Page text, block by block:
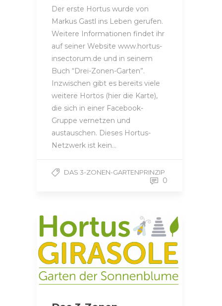
Der erste Hortus wurde von
Markus Gastl ins Leben gerufen.
Weitere Informationen findet ihr
auf seiner Website www.hortus-
insectorum.de und in seinem
Buch “Drei-Zonen-Garten”.
Inzwischen gibt es bereits viele
weitere Hortos (hier die Karte),
die sich in einer Facebook-
Gruppe vernetzen und
austauschen. Dieses Hortus-
Netzwerk ist kein…
DAS 3-ZONEN-GARTENPRINZIP
0